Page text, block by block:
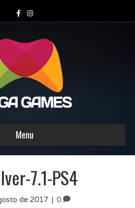
c
o
s
g
r
Menu
7.1-PS4
de 2017 | 0